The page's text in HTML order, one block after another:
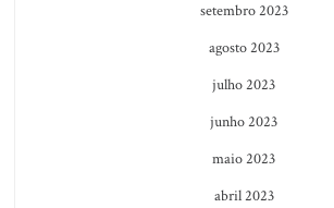
setembro 2023
agosto 2023
julho 2023
junho 2023
maio 2023
abril 2023